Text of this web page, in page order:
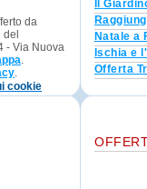
da
- Via Nuova
.
.
cookie
Il
Natale a
Ischia e
Offerta